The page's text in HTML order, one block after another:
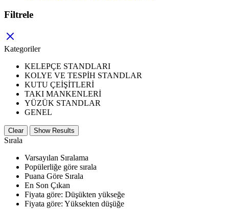
Filtrele
Kategoriler
KELEPÇE STANDLARI
KOLYE VE TESPİH STANDLAR
KUTU ÇEİŞİTLERİ
TAKI MANKENLERİ
YÜZÜK STANDLAR
GENEL
Clear Show Results
Sırala
Varsayılan Sıralama
Popülerliğe göre sırala
Puana Göre Sırala
En Son Çıkan
Fiyata göre: Düşükten yükseğe
Fiyata göre: Yüksekten düşüğe